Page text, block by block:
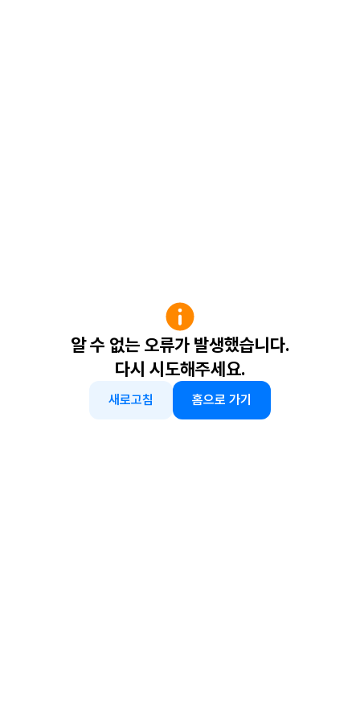
알 수 없는 오류가 발생했습니다.
다시 시도해주세요.
새로고침 홈으로 가기